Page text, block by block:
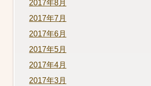
2017年8月
2017年7月
2017年6月
2017年5月
2017年4月
2017年3月